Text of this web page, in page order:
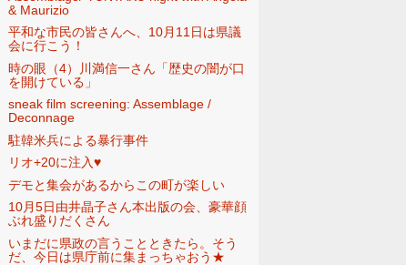
& Maurizio
平和な市民の皆さんへ、10月11日は県議
会に行こう！
時の眼（4）川満信一さん「歴史の闇が口
を開けている」
sneak film screening: Assemblage /
Deconnage
駐韓米兵による暴行事件
リオ+20に注入♥
デモと集会があるからこの町が楽しい
10月5日由井晶子さん本出版の会、豪華顔
ぶれ盛りだくさん
いまだに県政の言うことときたら。そう
だ、今日は県庁前に集まっちゃおう★